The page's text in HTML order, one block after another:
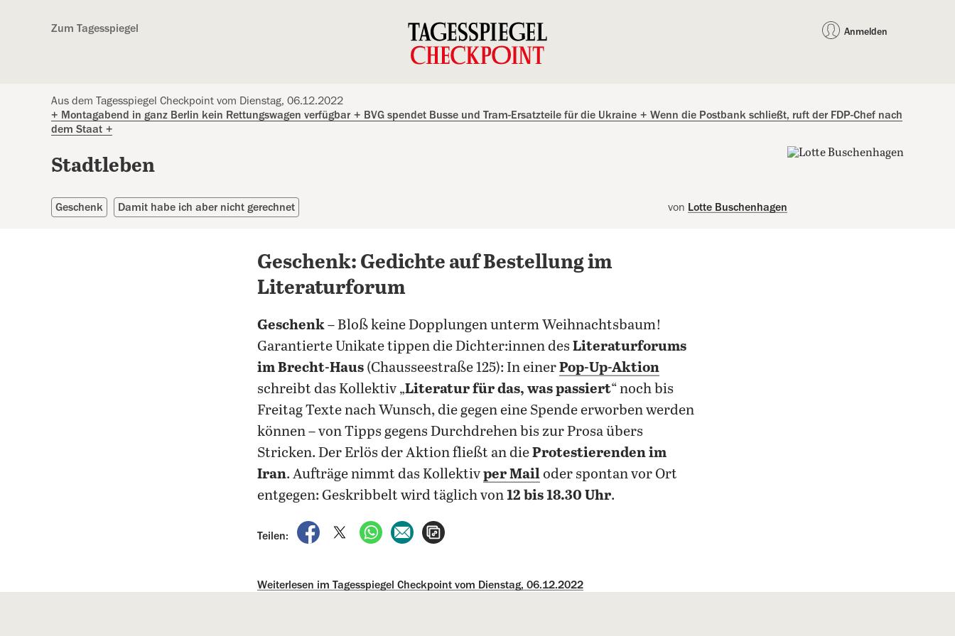
Zum Tagesspiegel Anmelden
Aus dem Tagesspiegel Checkpoint vom Dienstag, 06.12.2022
+ Montagabend in ganz Berlin kein Rettungswagen verfügbar + BVG spendet Busse und Tram-Ersatzteile für die Ukraine + Wenn die Postbank schließt, ruft der FDP-Chef nach
dem Staat +
Stadtleben
Geschenk Damit habe ich aber nicht gerechnet von Lotte Buschenhagen
Geschenk: Gedichte auf Bestellung im
Literaturforum
Geschenk– Bloß keine Dopplungen unterm Weihnachtsbaum!
Garantierte Unikate tippen die Dichter:innen desLiteraturforums
im Brecht-Haus (Chausseestraße 125): In einerPop-Up-Aktion
schreibt das Kollektiv „Literatur für das, was passiert“ noch bis
Freitag Texte nach Wunsch, die gegen eine Spende erworben werden
können – von Tipps gegens Durchdrehen bis zur Prosa übers
Stricken. Der Erlös der Aktion fließt an dieProtestierenden im
Iran. Aufträge nimmt das Kollektivper Mailoder spontan vor Ort
entgegen: Geskribbelt wird täglich von12 bis 18.30 Uhr.
Teilen:
auf Facebook teilen
auf X teilenper WhatsApp teilen
per E-Mail teilen
Weiterlesen im Tagesspiegel Checkpoint vom Dienstag, 06.12.2022